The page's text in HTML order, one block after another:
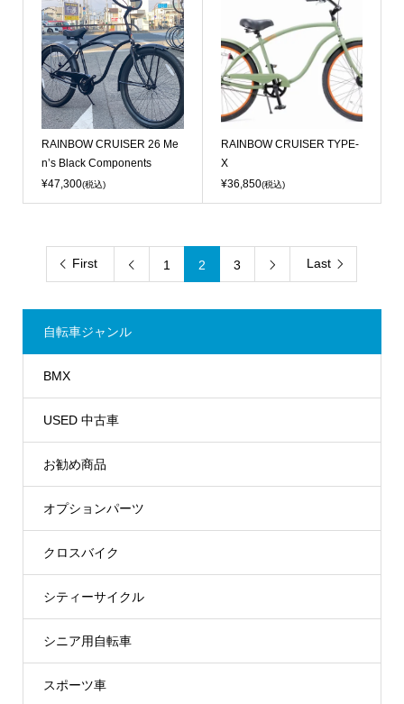
RAINBOW CRUISER 26 Me
n’s Black Components
¥47,300(税込)
RAINBOW CRUISER TYPE-
X
¥36,850(税込)
First  1 2 3  Last
自転車ジャンル
BMX
USED 中古車
お勧め商品
オプションパーツ
クロスバイク
シティーサイクル
シニア用自転車
スポーツ車